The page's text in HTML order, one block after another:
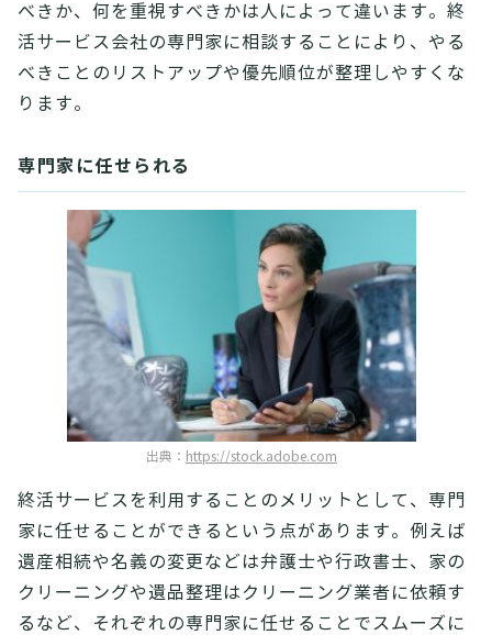
べきか、何を重視すべきかは人によって違います。終
活サービス会社の専門家に相談することにより、やる
べきことのリストアップや優先順位が整理しやすくな
ります。
専門家に任せられる
出典： https://stock.adobe.com
終活サービスを利用することのメリットとして、専門
家に任せることができるという点があります。例えば
遺産相続や名義の変更などは弁護士や行政書士、家の
クリーニングや遺品整理はクリーニング業者に依頼す
るなど、それぞれの専門家に任せることでスムーズに